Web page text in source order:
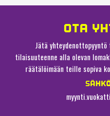
OTA
Jätä
tilaisuuteenne alla olevan
räätälöimään teille sopiva